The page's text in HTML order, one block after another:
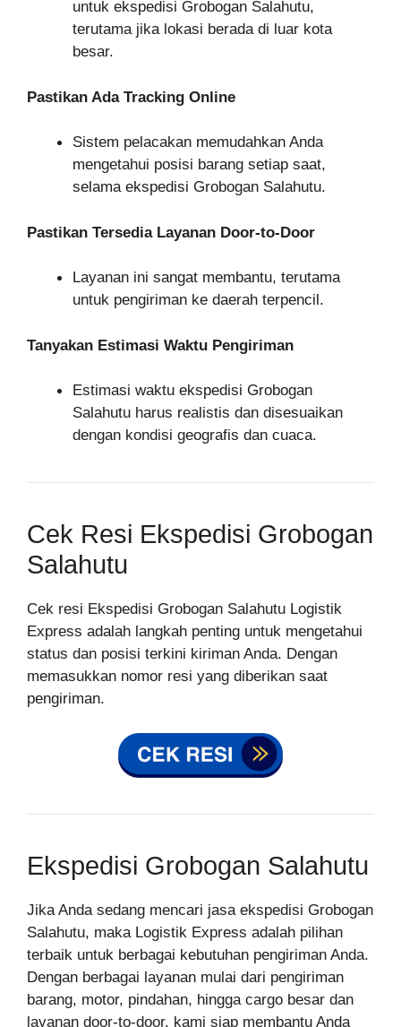
untuk ekspedisi Grobogan Salahutu,
terutama jika lokasi berada di luar kota
besar.
Pastikan Ada Tracking Online
Sistem pelacakan memudahkan Anda
mengetahui posisi barang setiap saat,
selama ekspedisi Grobogan Salahutu.
Pastikan Tersedia Layanan Door-to-Door
Layanan ini sangat membantu, terutama
untuk pengiriman ke daerah terpencil.
Tanyakan Estimasi Waktu Pengiriman
Estimasi waktu ekspedisi Grobogan
Salahutu harus realistis dan disesuaikan
dengan kondisi geografis dan cuaca.
Cek Resi Ekspedisi Grobogan
Salahutu
Cek resi Ekspedisi Grobogan Salahutu Logistik
Express adalah langkah penting untuk mengetahui
status dan posisi terkini kiriman Anda. Dengan
memasukkan nomor resi yang diberikan saat
pengiriman.
Ekspedisi Grobogan Salahutu
Jika Anda sedang mencari jasa ekspedisi Grobogan
Salahutu, maka Logistik Express adalah pilihan
terbaik untuk berbagai kebutuhan pengiriman Anda.
Dengan berbagai layanan mulai dari pengiriman
barang, motor, pindahan, hingga cargo besar dan
layanan door-to-door, kami siap membantu Anda